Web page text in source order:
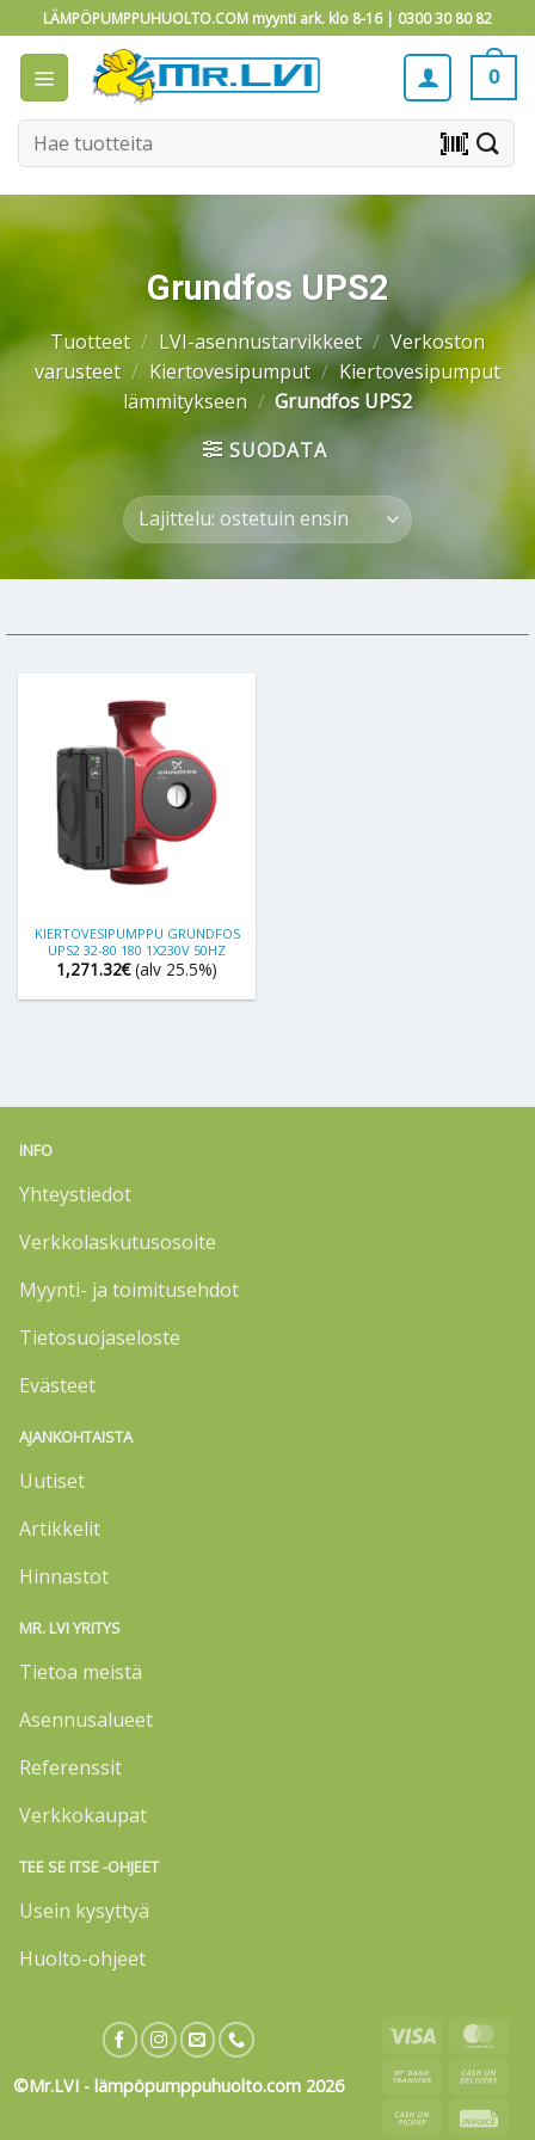
to
content
LÄMPÖPUMPPUHUOLTO.COM myynti ark. klo 8-16 | 0300 30 80 82
0
Etsi: barcode_scanner
Grundfos UPS2
Tuotteet / LVI-asennustarvikkeet / Verkoston
varusteet / Kiertovesipumput / Kiertovesipumput
lämmitykseen / Grundfos UPS2
SUODATA
KIERTOVESIPUMPPU GRUNDFOS
UPS2 32-80 180 1X230V 50HZ
1,271.32€ (alv 25.5%)
INFO
Yhteystiedot
Verkkolaskutusosoite
Myynti- ja toimitusehdot
Tietosuojaseloste
Evästeet
AJANKOHTAISTA
Uutiset
Artikkelit
Hinnastot
MR. LVI YRITYS
Tietoa meistä
Asennusalueet
Referenssit
Verkkokaupat
TEE SE ITSE -OHJEET
Usein kysyttyä
Huolto-ohjeet
©Mr.LVI - lämpöpumppuhuolto.com 2026
Visa
Bank
Cash